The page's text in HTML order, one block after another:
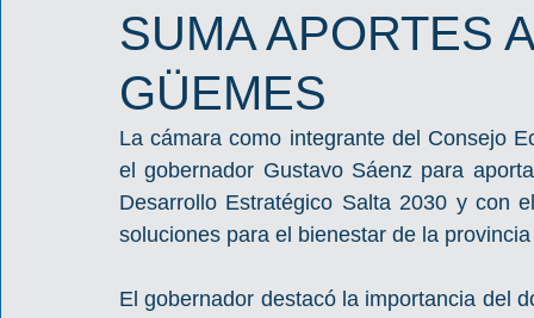
Tienda Salta Salta Black Friday Jóvenes Mujeres
SUMA APORTES
GÜEMES
La cámara como integrante del Consejo
el gobernador Gustavo Sáenz para
Desarrollo Estratégico Salta 2030 y con
soluciones para el bienestar de la provincia
El gobernador destacó la importancia del